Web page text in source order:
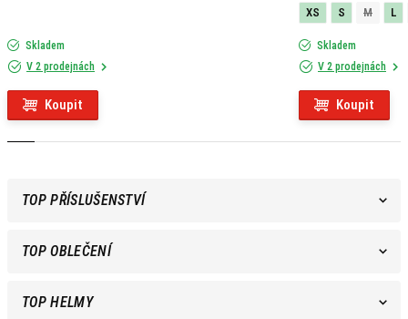
Skladem
V 2 prodejnách
Koupit
XS S M L
Skladem
V 2 prodejnách
Koupit
TOP PŘÍSLUŠENSTVÍ
TOP OBLEČENÍ
TOP HELMY